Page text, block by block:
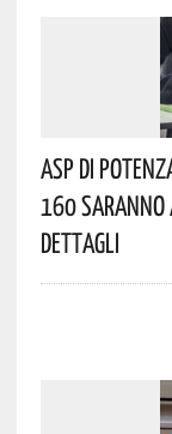
Asp Di
160 Saranno
Dettagli